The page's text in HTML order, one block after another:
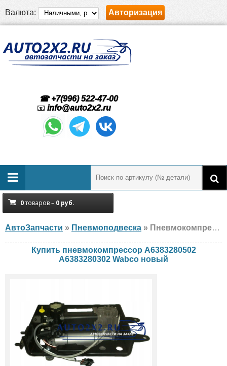
Валюта: Авторизация
☎ +7(996) 522-47-00
📧 info@auto2x2.ru
0товаров – 0 руб.
АвтоЗапчасти » Пневмоподвеска » Пневмокомпрессор Wabco A6383280502 A6383280302 Mercedes, новый
Купить пневмокомпрессор A6383280502
A6383280302 Wabco новый